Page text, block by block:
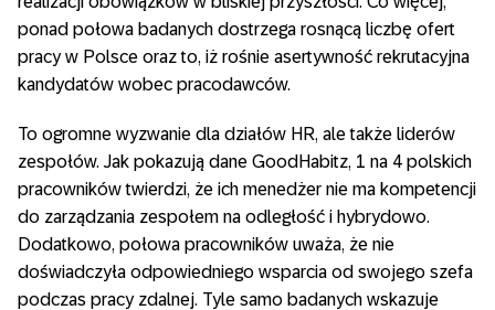
ponad połowa badanych dostrzega rosnącą liczbę ofert
pracy w Polsce oraz to, iż rośnie asertywność rekrutacyjna
kandydatów wobec pracodawców.
To ogromne wyzwanie dla działów HR, ale także liderów
zespołów. Jak pokazują dane GoodHabitz, 1 na 4 polskich
pracowników twierdzi, że ich menedżer nie ma kompetencji
do zarządzania zespołem na odległość i hybrydowo.
Dodatkowo, połowa pracowników uważa, że nie
doświadczyła odpowiedniego wsparcia od swojego szefa
podczas pracy zdalnej. Tyle samo badanych wskazuje